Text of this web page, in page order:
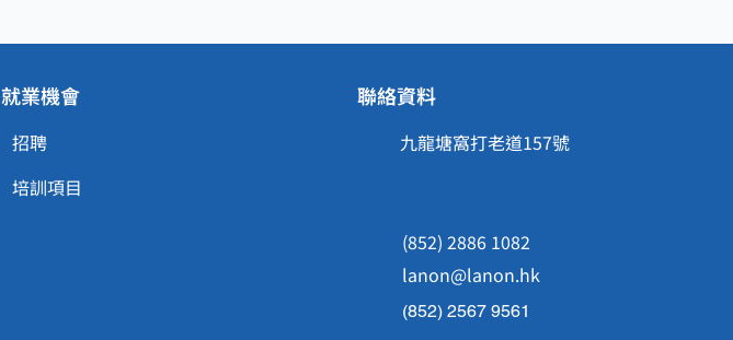
就業機會
招聘
培訓項目
聯絡資料
九龍塘窩打老道157號
(852) 2886 1082
lanon@lanon.hk
(852) 2567 9561